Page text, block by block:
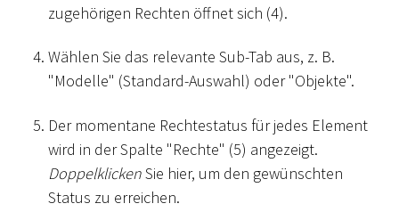
zugehörigen Rechten öffnet sich (4).
Wählen Sie das relevante Sub-Tab aus, z. B.
"Modelle" (Standard-Auswahl) oder "Objekte".
Der momentane Rechtestatus für jedes Element
wird in der Spalte "Rechte" (5) angezeigt.
DoppelklickenSie hier, um den gewünschten
Status zu erreichen.